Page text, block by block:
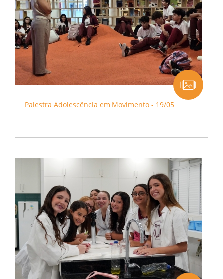
Palestra Adolescência em Movimento - 19/05